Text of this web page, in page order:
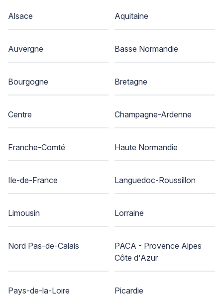
Alsace Aquitaine
Auvergne Basse Normandie
Bourgogne Bretagne
Centre Champagne-Ardenne
Franche-Comté Haute Normandie
Ile-de-France Languedoc-Roussillon
Limousin Lorraine
Nord Pas-de-Calais
PACA - Provence Alpes
Côte d'Azur
Pays-de-la-Loire Picardie